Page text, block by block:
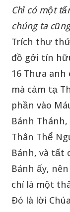
Chỉ có một
chúng ta
Trích thư
đồ gởi tín
16 Thưa
mà cảm tạ
phần vào
Bánh
Thân Thể
Bánh, và tất
Bánh ấy,
chỉ là một
Ðó là lời